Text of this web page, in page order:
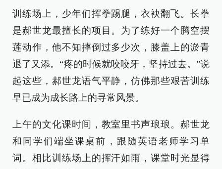
训练场上，少年们挥拳踢腿，衣袂翻飞。长拳
是郝世龙最擅长的项目。为了练好一个腾空摆
莲动作，他不知摔倒过多少次，膝盖上的淤青
退了又添。“疼的时候就咬咬牙，坚持过去。”说
起这些，郝世龙语气平静，仿佛那些艰苦训练
早已成为成长路上的寻常风景。
上午的文化课时间，教室里书声琅琅。郝世龙
和同学们端坐课桌前，跟随英语老师学习单
词。相比训练场上的挥汗如雨，课堂时光显得